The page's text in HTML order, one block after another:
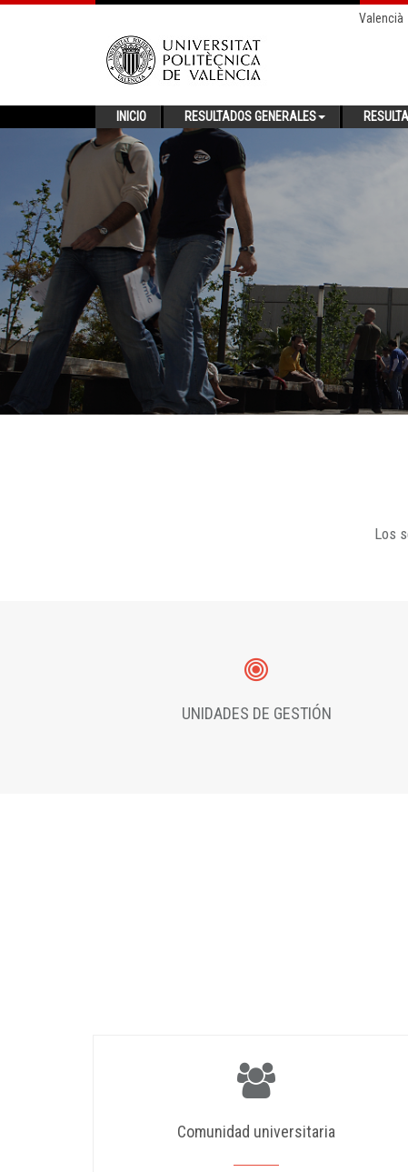
Valencià
INICIO RESULTADOS GENERALES
Los
UNIDADES DE GESTIÓN
Comunidad universitaria